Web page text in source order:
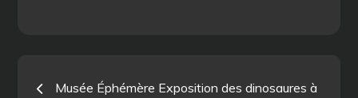
Navigation
Musée Éphémère Exposition des dinosaures à